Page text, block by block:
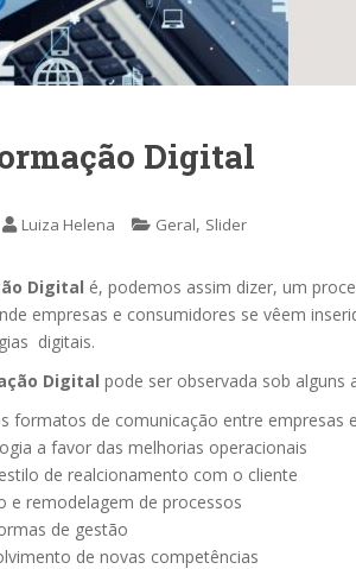
Digital
Luiza Helena Geral, Slider
Digital é, podemos assim dizer, um
empresas e consumidores se vêem
digitais.
Digital pode ser observada sob alguns
formatos de comunicação entre empresas
a favor das melhorias operacionais
de realcionamento com o cliente
e remodelagem de processos
de gestão
de novas competências